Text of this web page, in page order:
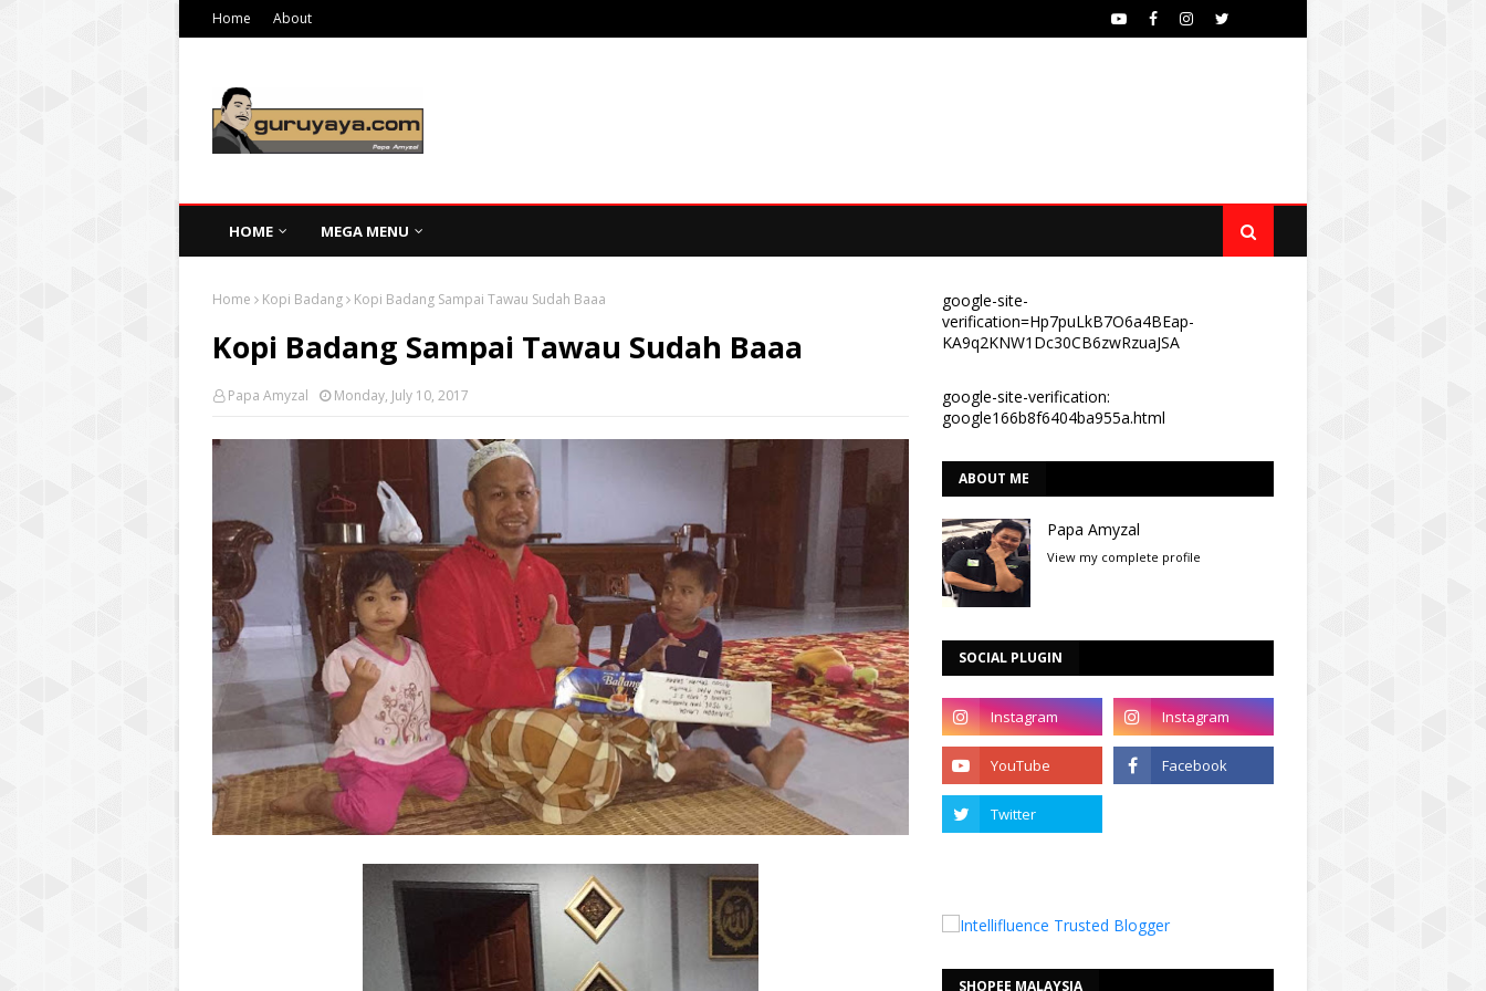
Home About
HOME MEGA MENU
Home Kopi Badang Kopi Badang Sampai Tawau Sudah Baaa
Kopi Badang Sampai Tawau Sudah Baaa
Papa Amyzal Monday, July 10, 2017
google-site-
verification=Hp7puLkB7O6a4BEap-
KA9q2KNW1Dc30CB6zwRzuaJSA
google-site-verification:
google166b8f6404ba955a.html
ABOUT ME
Papa Amyzal
View my complete profile
SOCIAL PLUGIN
SHOPEE MALAYSIA